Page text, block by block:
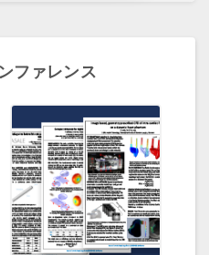
ファレンス